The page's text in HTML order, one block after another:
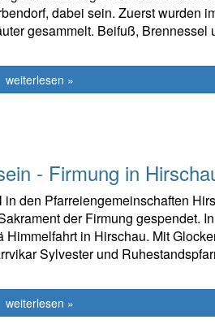
dabei sein. Zuerst wurden
gesammelt. Beifuß, Brennessel
weiterlesen »
- Firmung in
den Pfarreiengemeinschaften
der Firmung gespendet.
in Hirschau. Mit
Sylvester und
weiterlesen »